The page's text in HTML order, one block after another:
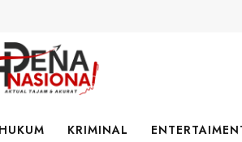
HUKUM KRIMINAL